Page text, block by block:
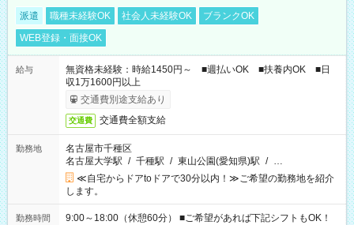
派遣 職種未経験OK 社会人未経験OK
ブランクOK
WEB登録・面接OK
給与
無資格未経験：時給1450円～ ■週払いOK ■扶養内OK ■日
収1万1600円以上
交通費別途支給あり
交通費 交通費全額支給
勤務地
名古屋市千種区
名古屋大学駅 / 千種駅 / 東山公園(愛知県)駅 / …
≪自宅からドアtoドアで30分以内！≫ご希望の勤務地を紹介
します。
勤務時間
9:00～18:00（休憩60分） ■ご希望があれば下記シフトもOK！